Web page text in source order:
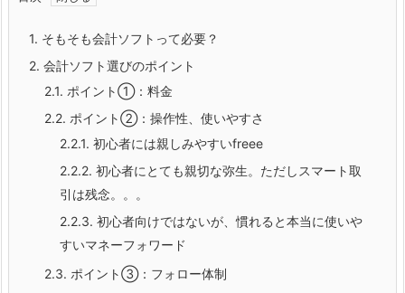
1. そもそも会計ソフトって必要？
2. 会計ソフト選びのポイント
2.1. ポイント①：料金
2.2. ポイント②：操作性、使いやすさ
2.2.1. 初心者には親しみやすいfreee
2.2.2. 初心者にとても親切な弥生。ただしスマート取
引は残念。。。
2.2.3. 初心者向けではないが、慣れると本当に使いや
すいマネーフォワード
2.3. ポイント③：フォロー体制